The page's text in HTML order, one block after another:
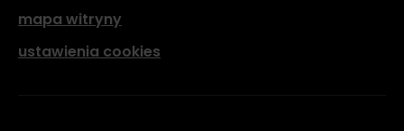
mapa witryny
ustawienia cookies